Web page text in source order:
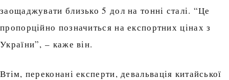
заощаджувати близько 5 дол на тонні сталі. “Це
пропорційно позначиться на експортних цінах з
України”, – каже він.
Втім, переконані експерти, девальвація китайської